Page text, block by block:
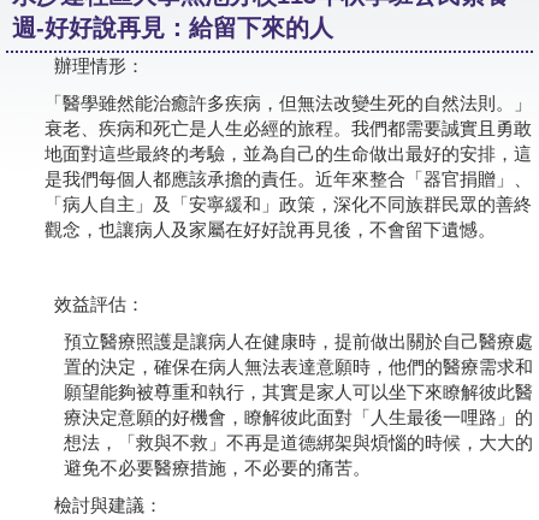
志工與社團
社大學習Q&A
友站連結
網路選課
教師專區
評委專區
校務行政
週-好好說再見：給留下來的人
辦理情形：
「醫學雖然能治癒許多疾病，但無法改變生死的自然法則。」
衰老、疾病和死亡是人生必經的旅程。我們都需要誠實且勇敢
地面對這些最終的考驗，並為自己的生命做出最好的安排，這
是我們每個人都應該承擔的責任。近年來整合「器官捐贈」、
「病人自主」及「安寧緩和」政策，深化不同族群民眾的善終
觀念，也讓病人及家屬在好好說再見後，不會留下遺憾。
效益評估：
預立醫療照護是讓病人在健康時，提前做出關於自己醫療處
置的決定，確保在病人無法表達意願時，他們的醫療需求和
願望能夠被尊重和執行，其實是家人可以坐下來瞭解彼此醫
療決定意願的好機會，瞭解彼此面對「人生最後一哩路」的
想法，「救與不救」不再是道德綁架與煩惱的時候，大大的
避免不必要醫療措施，不必要的痛苦。
檢討與建議：